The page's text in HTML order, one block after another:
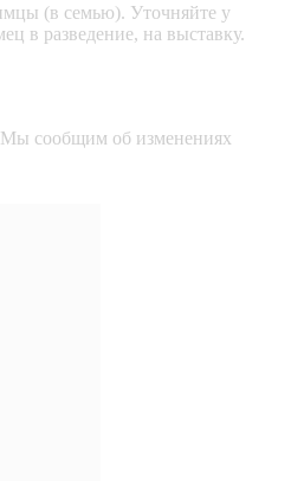
(в семью). Уточняйте у
в разведение, на выставку.
Мы сообщим об изменениях